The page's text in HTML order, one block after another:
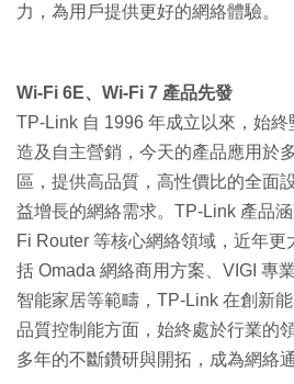
力，為用戶提供更好的網絡體驗。
Wi-Fi 6E、Wi-Fi 7 產品先發
TP-Link 自 1996 年成立以來，始
造及自主營銷，今天的產品應用於
區，提供高品質，高性價比的全面
益增長的網絡需求。TP-Link 產品
Fi Router 等核心網絡領域，近年
括 Omada 網絡商用方案、VIGI 專
智能家居等範疇，TP-Link 在創新
品質控制能方面，始終處於行業的
多年的不斷鑽研與開拓，成為網絡